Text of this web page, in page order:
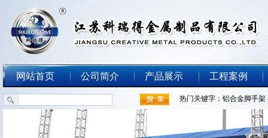
网站首页 公司简介 产品展示 工程案例
热门关键字： 铝合金脚手架